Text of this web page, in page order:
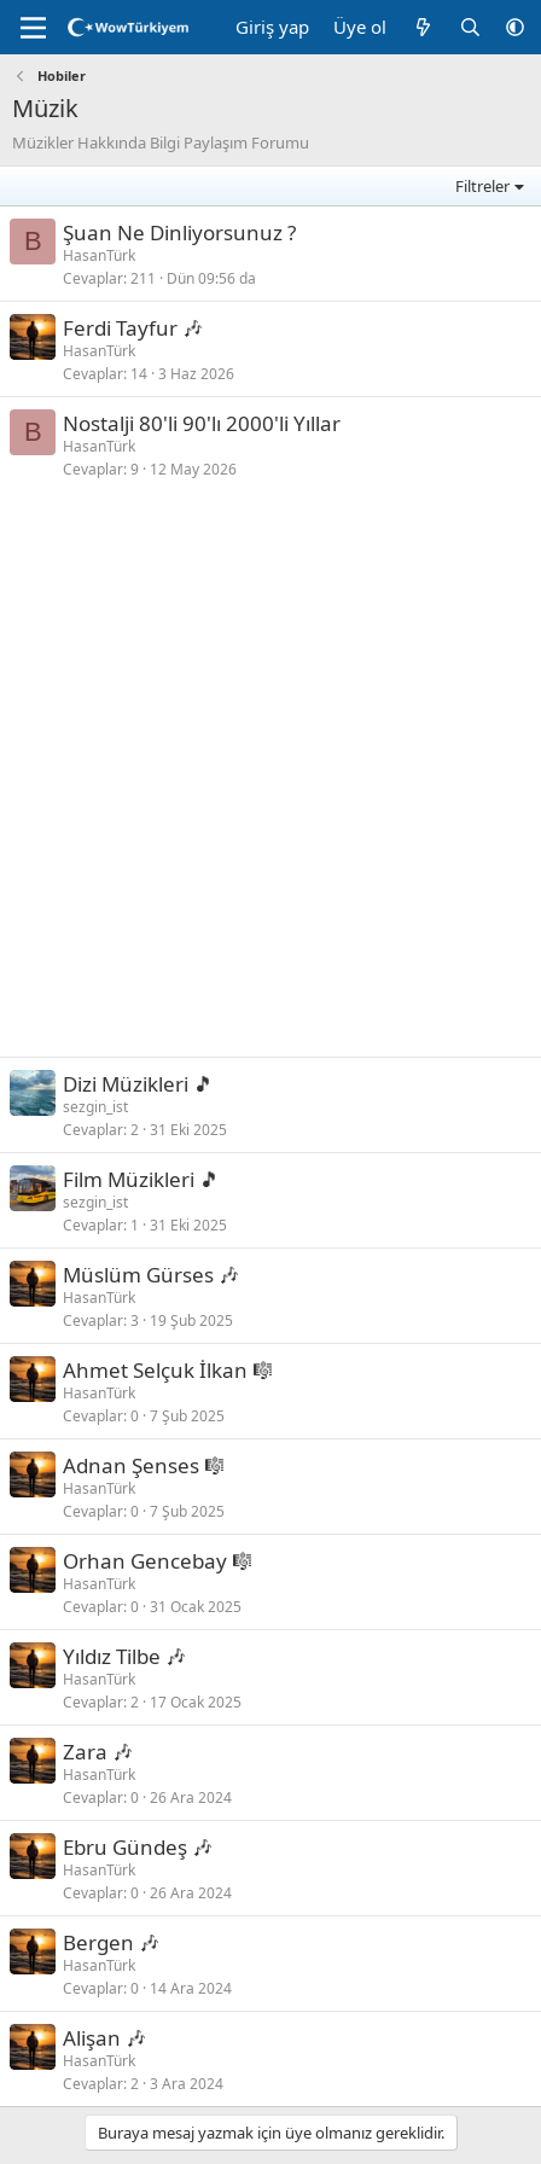
Giriş yap Üye ol
Hobiler
Müzik
Müzikler Hakkında Bilgi Paylaşım Forumu
Filtreler
B Şuan Ne Dinliyorsunuz ?
HasanTürk
Cevaplar 211 Dün 09:56 da
Ferdi Tayfur 🎶
HasanTürk
Cevaplar 14 3 Haz 2026
B Nostalji 80'li 90'lı 2000'li Yıllar
HasanTürk
Cevaplar 9 12 May 2026
Dizi Müzikleri 🎵
sezgin_ist
Cevaplar 2 31 Eki 2025
Film Müzikleri 🎵
sezgin_ist
Cevaplar 1 31 Eki 2025
Müslüm Gürses 🎶
HasanTürk
Cevaplar 3 19 Şub 2025
Ahmet Selçuk İlkan 🎼
HasanTürk
Cevaplar 0 7 Şub 2025
Adnan Şenses 🎼
HasanTürk
Cevaplar 0 7 Şub 2025
Orhan Gencebay 🎼
HasanTürk
Cevaplar 0 31 Ocak 2025
Yıldız Tilbe 🎶
HasanTürk
Cevaplar 2 17 Ocak 2025
Zara 🎶
HasanTürk
Cevaplar 0 26 Ara 2024
Ebru Gündeş 🎶
HasanTürk
Cevaplar 0 26 Ara 2024
Bergen 🎶
HasanTürk
Cevaplar 0 14 Ara 2024
Alişan 🎶
HasanTürk
Cevaplar 2 3 Ara 2024
Buraya mesaj yazmak için üye olmanız gereklidir.